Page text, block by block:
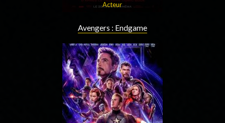
Acteur
Avengers : Endgame